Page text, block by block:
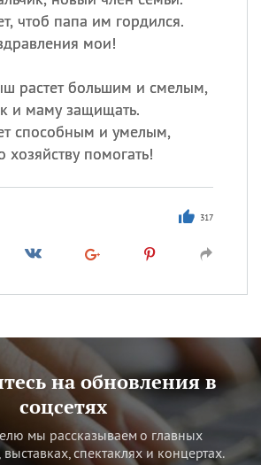
чтоб папа им гордился.
мои!
растет большим и смелым,
и маму защищать.
способным и умелым,
хозяйству помогать!
317
на обновления в
соцсетях
мы рассказываем о главных
спектаклях и концертах.